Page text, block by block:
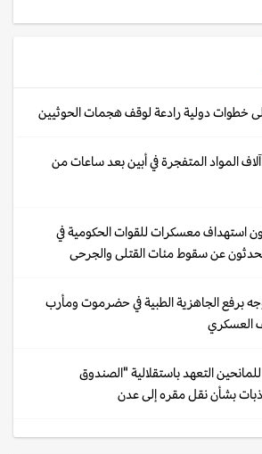
خطوات دولية رادعة لوقف هجمات الحوثيين
المواد المتفجرة في أبين بعد ساعات من
استهداف معسكرات للقوات الحكومية في
عن سقوط مئات القتلى والجرحى
برفع الجاهزية الطبية في حضرموت ومأرب
العسكري
التعهد باستقلالية "الصندوق
بشأن نقل مقره إلى عدن